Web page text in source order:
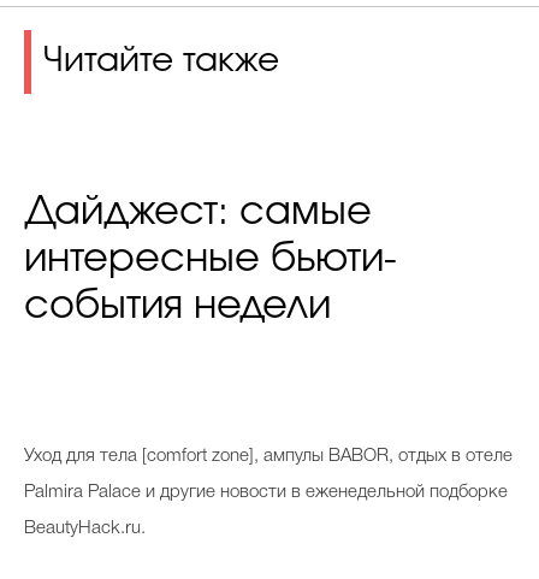
Читайте также
Дайджест: самые
интересные бьюти-
события недели
Уход для тела [comfort zone], ампулы BABOR, отдых в отеле
Palmira Palace и другие новости в еженедельной подборке
BeautyHack.ru.